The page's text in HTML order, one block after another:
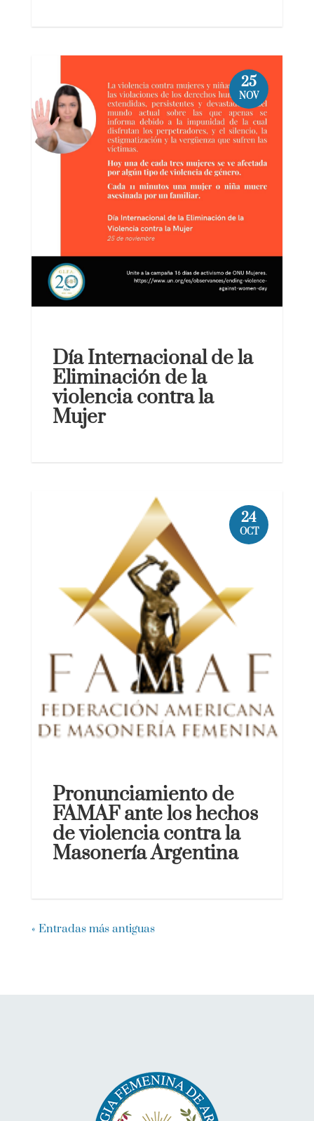
Día Internacional de la
Eliminación de la
violencia contra la
Mujer
25
NOV
Pronunciamiento de
FAMAF ante los hechos
de violencia contra la
Masonería Argentina
24
OCT
« Entradas más antiguas